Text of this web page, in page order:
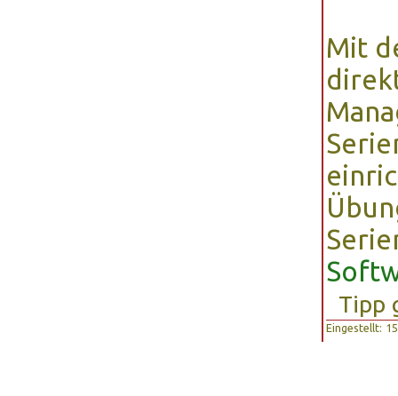
Mit
Tipp
Eingestellt: